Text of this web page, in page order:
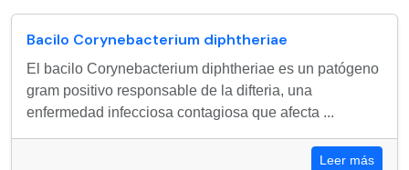
Bacilo Corynebacterium diphtheriae
El bacilo Corynebacterium diphtheriae es un patógeno
gram positivo responsable de la difteria, una
enfermedad infecciosa contagiosa que afecta ...
Leer más